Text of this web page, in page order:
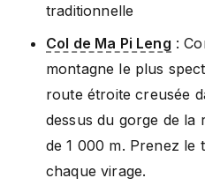
traditionnelle
Col de Ma Pi Leng :
montagne le plus
route étroite creusée
dessus du gorge de
de 1 000 m. Prenez le
chaque virage.